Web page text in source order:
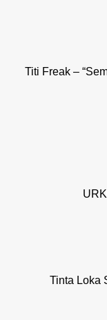
Titi Freak –
Tinta Loka